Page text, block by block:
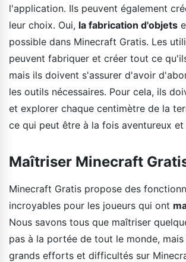
l'application. Ils peuvent également
leur choix. Oui, la fabrication d'objets
possible dans Minecraft Gratis. Les
peuvent fabriquer et créer tout ce
mais ils doivent s'assurer d'avoir
les outils nécessaires. Pour cela, ils
et explorer chaque centimètre de la
ce qui peut être à la fois aventureux et
Maîtriser Minecraft
Minecraft Gratis propose des
incroyables pour les joueurs qui ont
Nous savons tous que maîtriser
pas à la portée de tout le monde,
grands efforts et difficultés sur